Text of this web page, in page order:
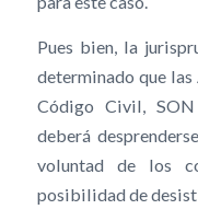
Pues bien, la
determinado que
Código Civil, SON
deberá
voluntad de los
posibilidad de